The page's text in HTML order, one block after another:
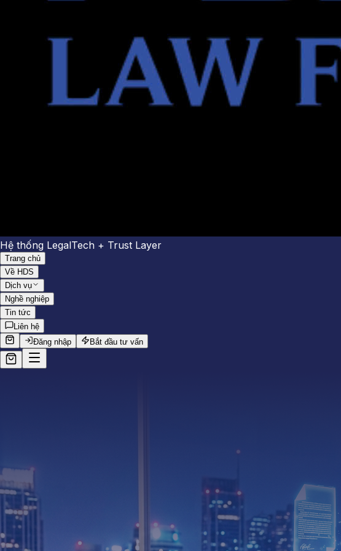
Hệ thống LegalTech + Trust Layer
Trang chủ
Về HDS
Dịch vụ
Nghề nghiệp
Tin tức
Liên hệ
Đăng nhập
Bắt đầu tư vấn